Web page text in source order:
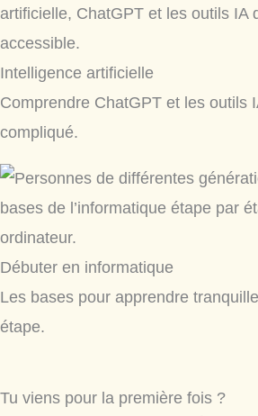
Intelligence artificielle
Comprendre ChatGPT et les outils
compliqué.
Débuter en informatique
Les bases pour apprendre
étape.
Tu viens pour la première fois ?